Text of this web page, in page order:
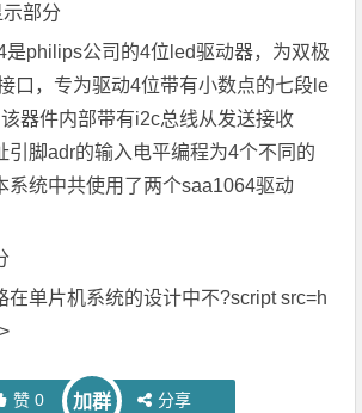
部分
公司的4位led驱动器，为双极
口，专为驱动4位带有小数点的七段le
器件内部带有i2c总线从发送接收
引脚adr的输入电平编程为4个不同的
系统中共使用了两个saa1064驱动
单片机系统的设计中不?script src=h
赞 0 加群 分享